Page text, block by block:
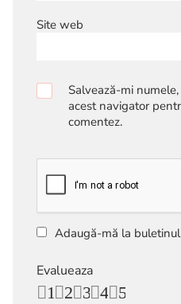
Site web
Salvează-mi
acest navigator
comentez.
Adaugă-mă la
Evalueaza
5
4
3
2
1